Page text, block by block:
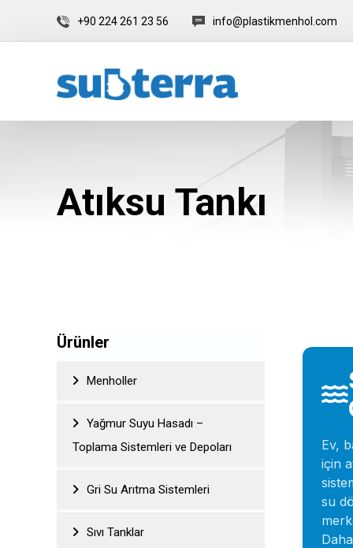
+90 224 261 23 56 info@plastikmenhol.com
Atıksu Tankı
Ev,
için
su
Ürünler
Menholler
Yağmur Suyu Hasadı –
Toplama Sistemleri ve Depoları
Gri Su Arıtma Sistemleri
Sıvı Tanklar